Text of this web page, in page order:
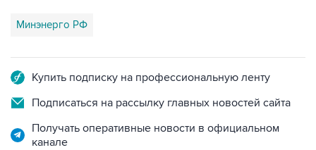
Минэнерго РФ
Купить подписку на профессиональную ленту
Подписаться на рассылку главных новостей сайта
Получать оперативные новости в официальном
канале